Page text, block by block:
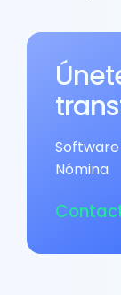
Software
Nómina